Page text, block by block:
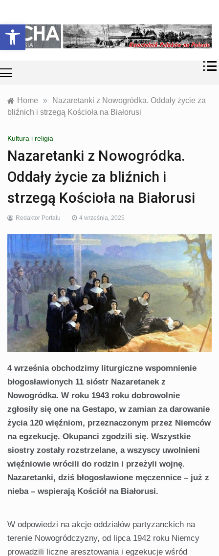
Otwórz pasek narzędzi
content
Echa
Polesia
współczesność
Polaków na
Polesiu.
Home »
Nazaretanki z Nowogródka. Oddały życie za
bliźnich i strzegą Kościoła na Białorusi
Kultura i religia
Nazaretanki z Nowogródka.
Oddały życie za bliźnich i
strzegą Kościoła na Białorusi
Redaktor Portalu 4 września, 2025
4 września obchodzimy liturgiczne wspomnienie
błogosławionych 11 sióstr Nazaretanek z
Nowogródka. W roku 1943 roku dobrowolnie
zgłosiły się one na Gestapo, w zamian za darowanie
życia 120 więźniom, przeznaczonym przez Niemców
na egzekucję. Okupanci zgodzili się. Wszystkie
siostry zostały rozstrzelane, a wszyscy uwolnieni
więźniowie wrócili do rodzin i przeżyli wojnę.
Nazaretanki, dziś błogosławione męczennice – już z
nieba – wspierają Kościół na Białorusi.
W odpowiedzi na akcje oddziałów partyzanckich na
terenie Nowogródczyzny, od lipca 1942 roku Niemcy
prowadzili liczne aresztowania i egzekucje wśród